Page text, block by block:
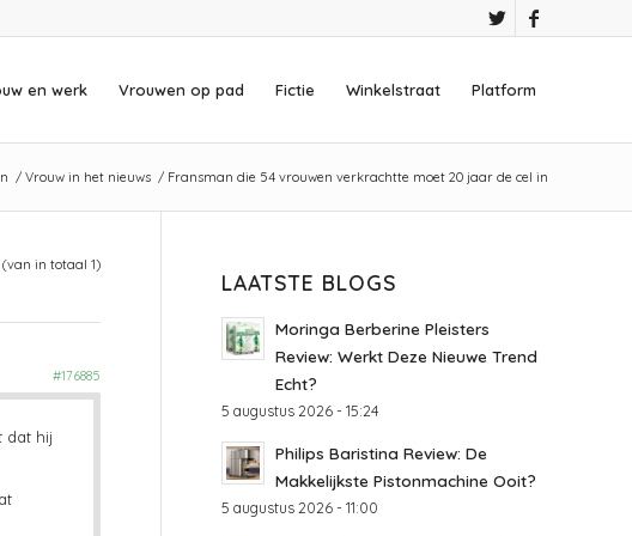
en werk Vrouwen op pad Fictie Winkelstraat Platform
/ Vrouw in het nieuws / Fransman die 54 vrouwen verkrachtte moet 20 jaar de cel in
in totaal 1)
#176885
dat hij
LAATSTE BLOGS
Moringa Berberine Pleisters
Review: Werkt Deze Nieuwe Trend
Echt?
5 augustus 2026 - 15:24
Philips Baristina Review: De
Makkelijkste Pistonmachine Ooit?
5 augustus 2026 - 11:00